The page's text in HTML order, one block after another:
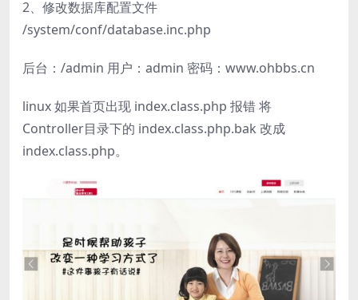
2、修改数据库配置文件
/system/conf/database.inc.php
后台：/admin 用户：admin 密码：www.ohbbs.cn
linux 如果首页出现 index.class.php 报错 将
Controller目录下的 index.class.php.bak 改成
index.class.php。